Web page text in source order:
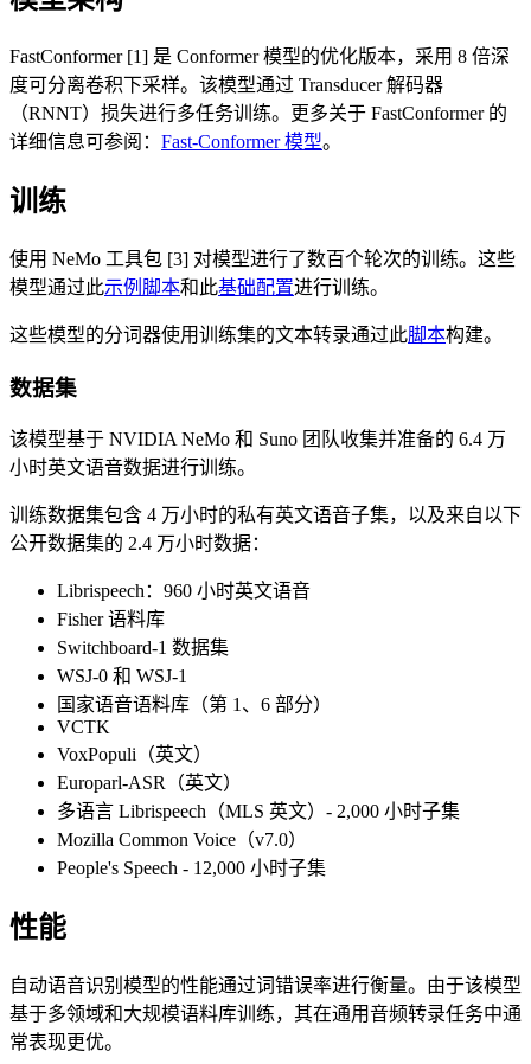
FastConformer [1] 是 Conformer 模型的优化版本，采用 8 倍深
度可分离卷积下采样。该模型通过 Transducer 解码器
（RNNT）损失进行多任务训练。更多关于 FastConformer 的
详细信息可参阅： Fast-Conformer 模型。
训练
使用 NeMo 工具包 [3] 对模型进行了数百个轮次的训练。这些
模型通过此示例脚本和此基础配置进行训练。
这些模型的分词器使用训练集的文本转录通过此脚本构建。
数据集
该模型基于 NVIDIA NeMo 和 Suno 团队收集并准备的 6.4 万
小时英文语音数据进行训练。
训练数据集包含 4 万小时的私有英文语音子集，以及来自以下
公开数据集的 2.4 万小时数据：
Librispeech：960 小时英文语音
Fisher 语料库
Switchboard-1 数据集
WSJ-0 和 WSJ-1
国家语音语料库（第 1、6 部分）
VCTK
VoxPopuli（英文）
Europarl-ASR（英文）
多语言 Librispeech（MLS 英文）- 2,000 小时子集
Mozilla Common Voice（v7.0）
People's Speech - 12,000 小时子集
性能
自动语音识别模型的性能通过词错误率进行衡量。由于该模型
基于多领域和大规模语料库训练，其在通用音频转录任务中通
常表现更优。